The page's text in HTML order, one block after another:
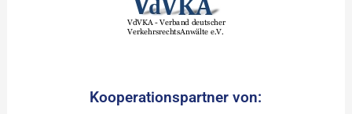
Kooperationspartner von: